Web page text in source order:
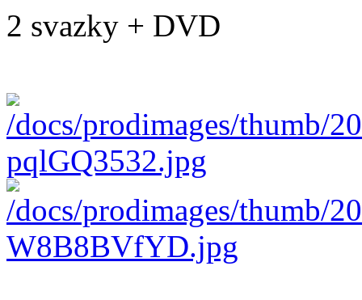
2 svazky + DVD